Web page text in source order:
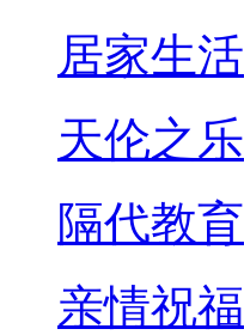
居家生活
天伦之乐
隔代教育
亲情祝福